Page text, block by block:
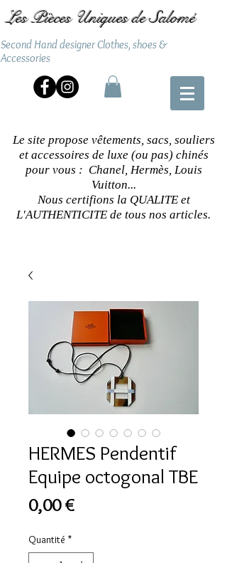
Les Pièces Uniques de Salomé
Second Hand designer Clothes, shoes &
Accessories
Le site propose vêtements, sacs, souliers
et accessoires de luxe (ou pas) chinés
pour vous : Chanel, Hermès, Louis
Vuitton...
Nous certifions la QUALITE et
L'AUTHENTICITE de tous nos articles.
HERMES Pendentif
Equipe octogonal TBE
0,00 €
Quantité *